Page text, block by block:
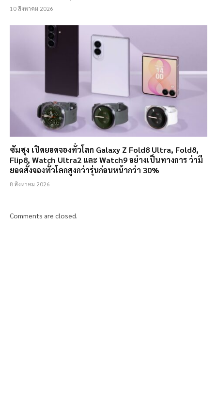
10 สิงหาคม 2026
ซัมซุง เปิดยอดจองทั่วโลก Galaxy Z Fold8 Ultra, Fold8,
Flip8, Watch Ultra2 และ Watch9 อย่างเป็นทางการ ว่ามี
ยอดสั่งจองทั่วโลกสูงกว่ารุ่นก่อนหน้ากว่า 30%
8 สิงหาคม 2026
Comments are closed.